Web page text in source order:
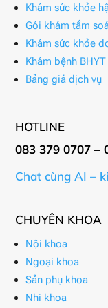
Khám sức khỏe
Gói khám tầm
Khám sức khỏe
Khám bệnh BHYT
Bảng giá dịch vụ
HOTLINE
083 379 0707 –
Chat cùng AI –
CHUYÊN KHOA
Nội khoa
Ngoại khoa
Sản phụ khoa
Nhi khoa